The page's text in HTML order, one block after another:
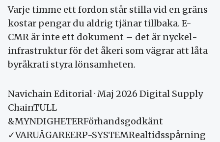
Varje timme ett fordon står stilla vid en gräns
kostar pengar du aldrig tjänar tillbaka. E-
CMR är inte ett dokument – det är nyckel­
infrastruktur för det åkeri som vägrar att låta
byråkrati styra lönsamheten.
Navichain Editorial · Maj 2026 Digital Supply
ChainTULL
&MYNDIGHETERFörhandsgodkänt
✓VARUÄGAREERP-SYSTEMRealtidsspårning